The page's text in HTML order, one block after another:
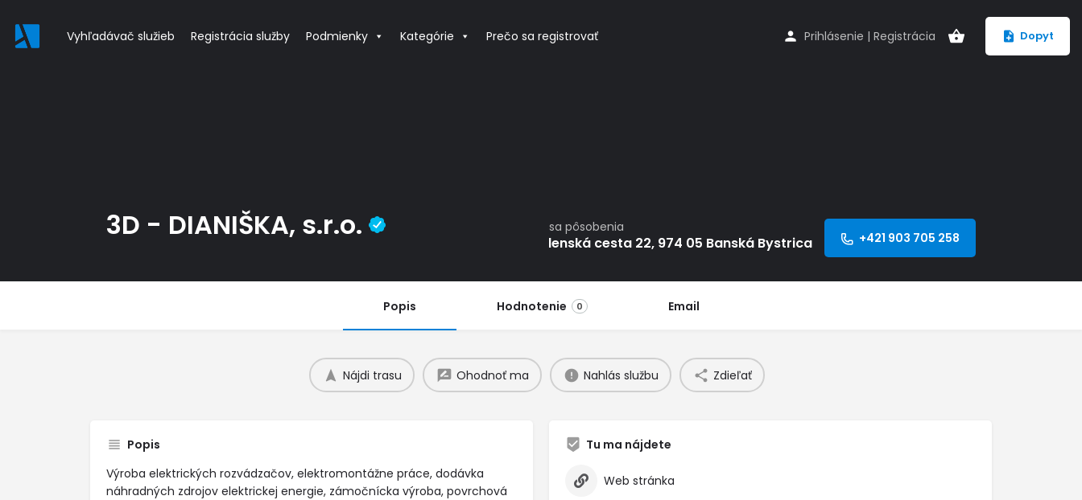
Vyhľadávač služieb Registrácia služby Podmienky Kategórie Prečo sa registrovať Prihlásenie | Registrácia Dopyt
3D - DIANIŠKA, s.r.o. Adresa pôsobenia
Zvolenská cesta 22, 974 05 Banská Bystrica +421 903 705 258
Popis Hodnotenie 0 Email
Nájdi trasu Ohodnoť ma Nahlás službu Zdieľať
Popis
Výroba elektrických rozvádzačov, elektromontážne práce, dodávka
náhradných zdrojov elektrickej energie, zámočnícka výroba, povrchová
Tu ma nájdete
Web stránka